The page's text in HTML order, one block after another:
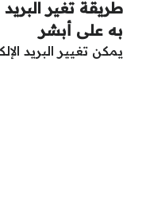
طريقة تغير
به على أبشر
يمكن تغيير البريد